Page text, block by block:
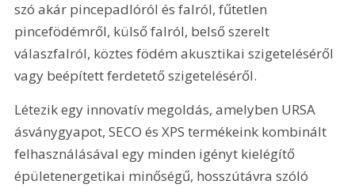
szó akár pincepadlóról és falról, fűtetlen
pincefödémről, külső falról, belső szerelt
válaszfalról, köztes födém akusztikai szigeteléséről
vagy beépített ferdetető szigeteléséről.
Létezik egy innovatív megoldás, amelyben URSA
ásványgyapot, SECO és XPS termékeink kombinált
felhasználásával egy minden igényt kielégítő
épületenergetikai minőségű, hosszútávra szóló